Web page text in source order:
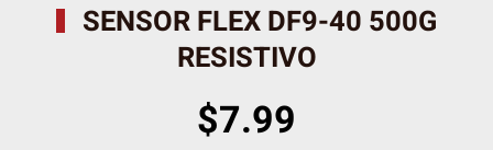
SENSOR FLEX DF9-40 500G
RESISTIVO
$7.99